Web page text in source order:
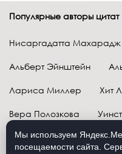
Популярные авторы цитат
Нисаргадатта Махарадж
Альберт Эйнштейн
Лариса Миллер Хит
Вера Полозкова
Марк Твен Расул
Мы используем
посещаемости сайта.